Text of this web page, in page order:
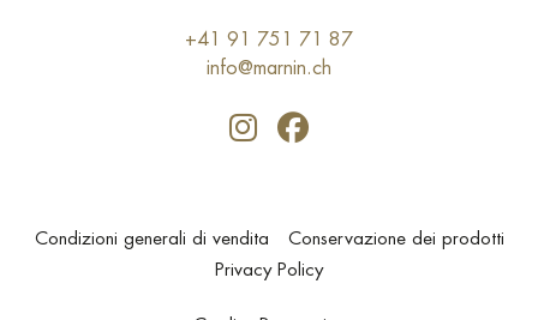
+41 91 751 71 87
info@marnin.ch
Condizioni generali di vendita
Conservazione dei prodotti
Privacy Policy